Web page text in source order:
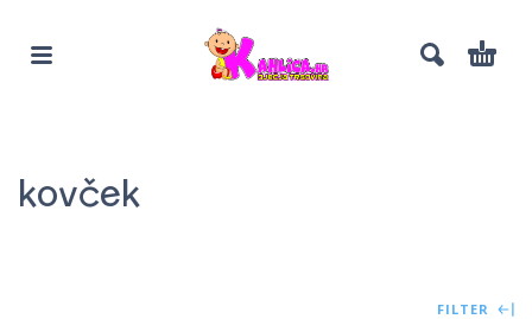
kovček
FILTER